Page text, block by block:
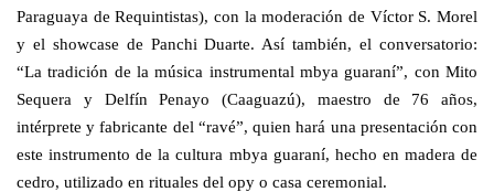
Paraguaya de Requintistas), con la moderación de Víctor S. Morel
y el showcase de Panchi Duarte. Así también, el conversatorio:
“La tradición de la música instrumental mbya guaraní”, con Mito
Sequera y Delfín Penayo (Caaguazú), maestro de 76 años,
intérprete y fabricante del “ravé”, quien hará una presentación con
este instrumento de la cultura mbya guaraní, hecho en madera de
cedro, utilizado en rituales del opy o casa ceremonial.